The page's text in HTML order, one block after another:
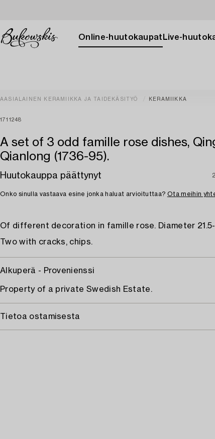
Online-huutokaupat Live-
AASIALAINEN KERAMIIKKA JA TAIDEKÄSITYÖ KERAMIIKKA
1711248
A set of 3 odd famille rose dishes,
Qianlong (1736-95).
Huutokauppa päättynyt
Onko sinulla vastaava esine jonka haluat arvioituttaa? Ota meihin
Of different decoration in famille rose. Diameter 21.5-
Two with cracks, chips.
Alkuperä - Provenienssi
Property of a private Swedish Estate.
Tietoa ostamisesta